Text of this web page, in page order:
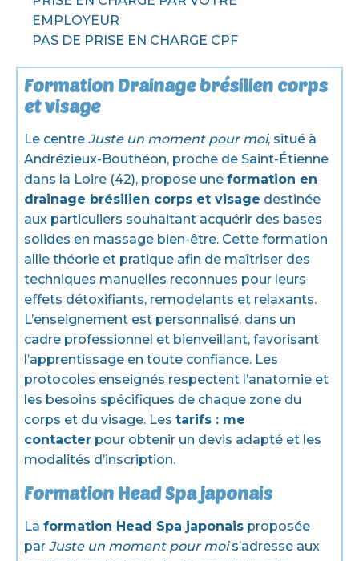
EMPLOYEUR
PAS DE PRISE EN CHARGE CPF
Formation Drainage brésilien corps
et visage
Le centreJuste un moment pour moi, situé à
Andrézieux-Bouthéon, proche de Saint-Étienne
dans la Loire (42), propose uneformation en
drainage brésilien corps et visage destinée
aux particuliers souhaitant acquérir des bases
solides en massage bien-être. Cette formation
allie théorie et pratique afin de maîtriser des
techniques manuelles reconnues pour leurs
effets détoxifiants, remodelants et relaxants.
L’enseignement est personnalisé, dans un
cadre professionnel et bienveillant, favorisant
l’apprentissage en toute confiance. Les
protocoles enseignés respectent l’anatomie et
les besoins spécifiques de chaque zone du
corps et du visage. Lestarifs : me
contacter pour obtenir un devis adapté et les
modalités d’inscription.
Formation Head Spa japonais
Laformation Head Spa japonais proposée
parJuste un moment pour mois’adresse aux